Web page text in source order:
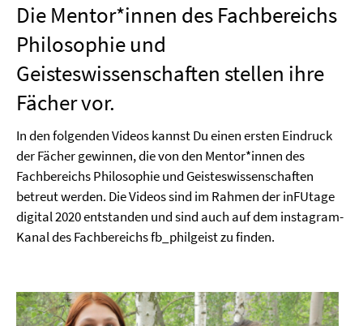
Die Mentor*innen des Fachbereichs
Philosophie und
Geisteswissenschaften stellen ihre
Fächer vor.
In den folgenden Videos kannst Du einen ersten Eindruck
der Fächer gewinnen, die von den Mentor*innen des
Fachbereichs Philosophie und Geisteswissenschaften
betreut werden. Die Videos sind im Rahmen der inFUtage
digital 2020 entstanden und sind auch auf dem instagram-
Kanal des Fachbereichs fb_philgeist zu finden.